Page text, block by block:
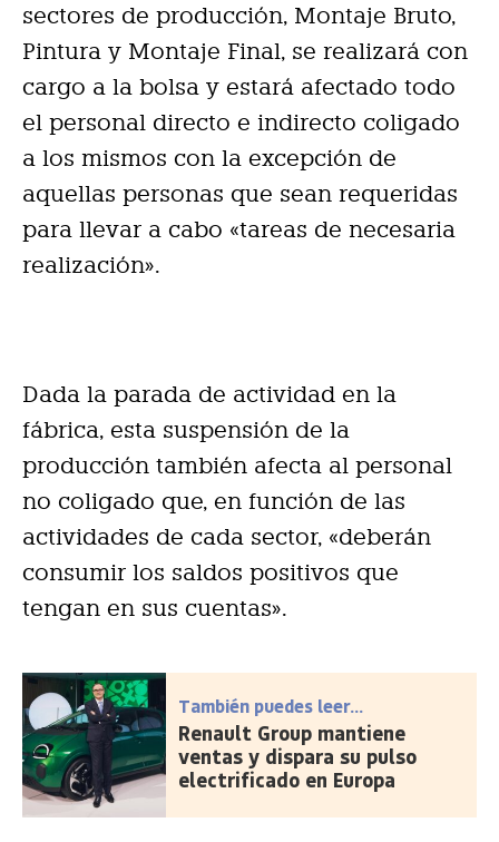
sectores de producción, Montaje Bruto,
Pintura y Montaje Final, se realizará con
cargo a la bolsa y estará afectado todo
el personal directo e indirecto coligado
a los mismos con la excepción de
aquellas personas que sean requeridas
para llevar a cabo «tareas de necesaria
realización».
Dada la parada de actividad en la
fábrica, esta suspensión de la
producción también afecta al personal
no coligado que, en función de las
actividades de cada sector, «deberán
consumir los saldos positivos que
tengan en sus cuentas».
También puedes leer...
Renault Group mantiene
ventas y dispara su pulso
electrificado en Europa